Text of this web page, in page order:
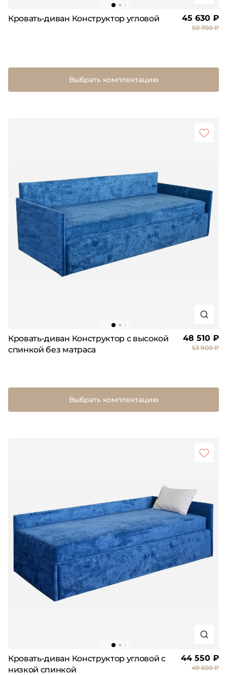
Кровать-диван Конструктор угловой 45 630 ₽
50 700 ₽
Выбрать комплектацию
Кровать-диван Конструктор с высокой
спинкой без матраса
48 510 ₽
53 900 ₽
Выбрать комплектацию
Кровать-диван Конструктор угловой с
низкой спинкой
44 550 ₽
49 500 ₽